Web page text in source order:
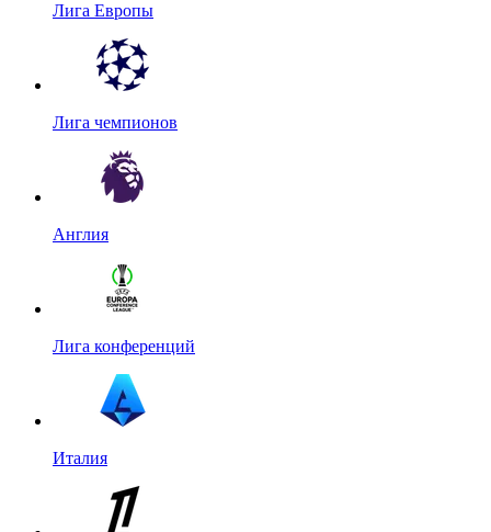
Лига Европы
Лига чемпионов
Англия
Лига конференций
Италия